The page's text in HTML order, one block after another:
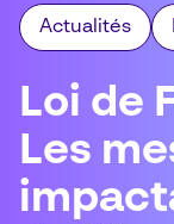
Actualités
Loi de
Les